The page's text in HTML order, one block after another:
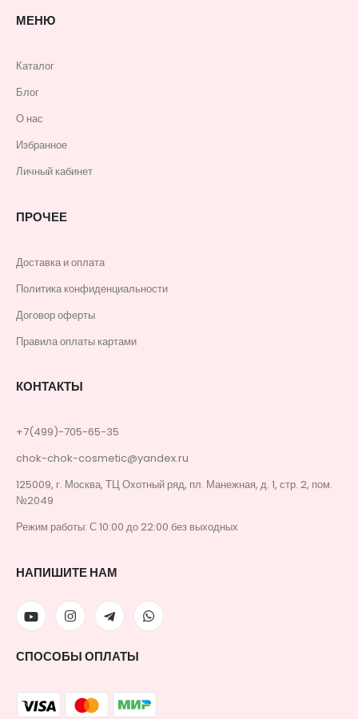
МЕНЮ
Каталог
Блог
О нас
Избранное
Личный кабинет
ПРОЧЕЕ
Доставка и оплата
Политика конфиденциальности
Договор оферты
Правила оплаты картами
КОНТАКТЫ
+7(499)-705-65-35
chok-chok-cosmetic@yandex.ru
125009, г. Москва, ТЦ Охотный ряд, пл. Манежная, д. 1, стр. 2, пом.
№2049
Режим работы: С 10:00 до 22:00 без выходных
НАПИШИТЕ НАМ
СПОСОБЫ ОПЛАТЫ